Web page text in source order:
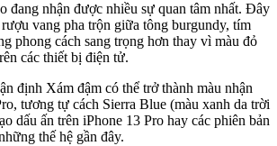
đang nhận được nhiều sự quan tâm nhất. Đây
vang pha trộn giữa tông burgundy, tím
phong cách sang trọng hơn thay vì màu đỏ
các thiết bị điện tử.
định Xám đậm có thể trở thành màu nhận
tương tự cách Sierra Blue (màu xanh da trời
dấu ấn trên iPhone 13 Pro hay các phiên bản
thế hệ gần đây.